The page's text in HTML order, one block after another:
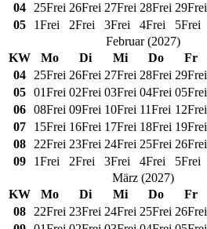
04
25Frei 26Frei 27Frei 28Frei 29Frei
05
1Frei 2Frei 3Frei 4Frei 5Frei
Februar(2027)
KW
Mo Di Mi Do Fr
04
25Frei 26Frei 27Frei 28Frei 29Frei
05 01Frei 02Frei 03Frei 04Frei 05Frei
06 08Frei 09Frei 10Frei 11Frei 12Frei
07
15Frei 16Frei 17Frei 18Frei 19Frei
08
22Frei 23Frei 24Frei 25Frei 26Frei
09
1Frei 2Frei 3Frei 4Frei 5Frei
März (2027)
KW
Mo Di Mi Do Fr
08
22Frei 23Frei 24Frei 25Frei 26Frei